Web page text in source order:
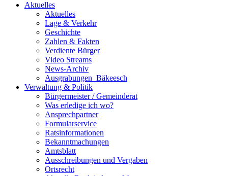
Aktuelles
Aktuelles
Lage & Verkehr
Geschichte
Zahlen & Fakten
Verdiente Bürger
Video Streams
News-Archiv
Ausgrabungen_Bäkeesch
Verwaltung & Politik
Bürgermeister / Gemeinderat
Was erledige ich wo?
Ansprechpartner
Formularservice
Ratsinformationen
Bekanntmachungen
Amtsblatt
Ausschreibungen und Vergaben
Ortsrecht